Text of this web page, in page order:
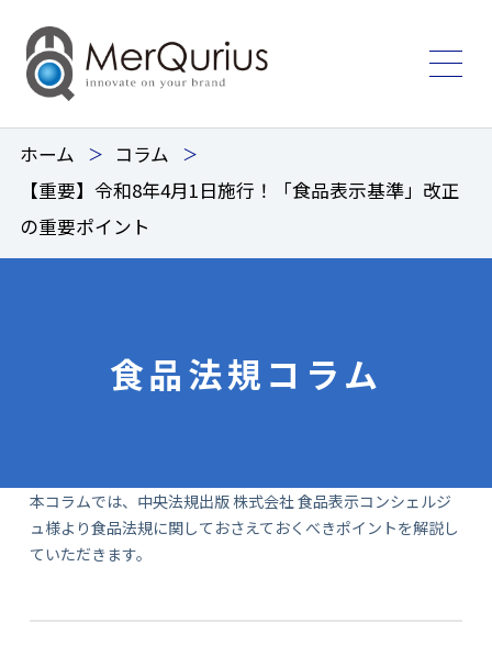
ホーム
コラム
【重要】令和8年4月1日施行！「食品表示基準」改正
の重要ポイント
食品法規コラム
本コラムでは、中央法規出版 株式会社 食品表示コンシェルジ
ュ様より食品法規に関しておさえておくべきポイントを解説し
ていただきます。